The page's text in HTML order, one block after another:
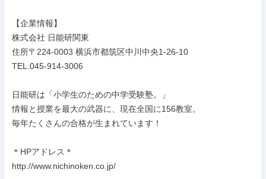
【企業情報】
株式会社 日能研関東
住所〒224-0003 横浜市都筑区中川中央1-26-10
TEL.045-914-3006
日能研は「小学生のための中学受験塾。」
情報と授業を最大の武器に、現在全国に156教室。
毎年たくさんの合格が生まれています！
＊HPアドレス＊
http://www.nichinoken.co.jp/